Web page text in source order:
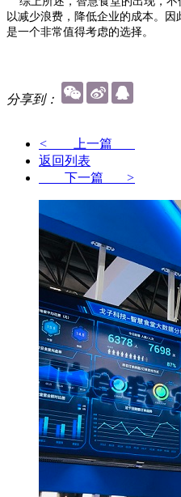
以减少浪费，降低企业的成本。
是一个非常值得考虑的选择。
分享到：
< 上一篇
返回列表
下一篇 >